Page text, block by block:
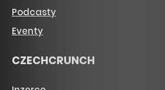
Podcasty
Eventy
CZECHCRUNCH